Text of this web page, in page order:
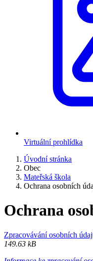
Virtuální prohlídka
Úvodní stránka
Obec
Mateřská škola
Ochrana osobních
Ochrana
Zpracovávání osobních
149.63 kB